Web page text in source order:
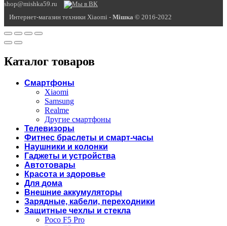
shop@mishka59.ru
Интернет-магазин техники Xiaomi - Miшка © 2016-2022
Каталог товаров
Смартфоны
Xiaomi
Samsung
Realme
Другие смартфоны
Телевизоры
Фитнес браслеты и смарт-часы
Наушники и колонки
Гаджеты и устройства
Автотовары
Красота и здоровье
Для дома
Внешние аккумуляторы
Зарядные, кабели, переходники
Защитные чехлы и стекла
Poco F5 Pro